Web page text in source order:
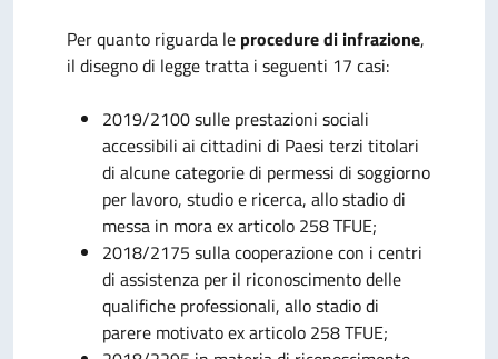
Per quanto riguarda le procedure di infrazione,
il disegno di legge tratta i seguenti 17 casi:
2019/2100 sulle prestazioni sociali
accessibili ai cittadini di Paesi terzi titolari
di alcune categorie di permessi di soggiorno
per lavoro, studio e ricerca, allo stadio di
messa in mora ex articolo 258 TFUE;
2018/2175 sulla cooperazione con i centri
di assistenza per il riconoscimento delle
qualifiche professionali, allo stadio di
parere motivato ex articolo 258 TFUE;